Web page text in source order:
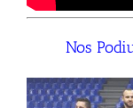
Nos